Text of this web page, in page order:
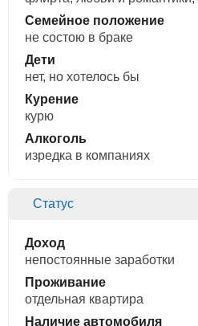
Семейное положение
не состою в браке
Дети
нет, но хотелось бы
Курение
курю
Алкоголь
изредка в компаниях
Статус
Доход
непостоянные заработки
Проживание
отдельная квартира
Наличие автомобиля